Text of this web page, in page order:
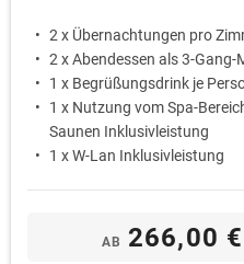
2 x Übernachtungen pro
2 x Abendessen als 3-Gang-
1 x Begrüßungsdrink je
1 x Nutzung vom Spa-
Saunen Inklusivleistung
1 x W-Lan Inklusivleistung
AB 266,00 €